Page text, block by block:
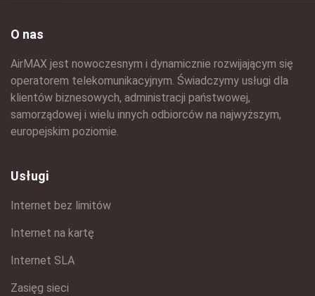
O nas
AirMAX jest nowoczesnym i dynamicznie rozwijającym się
operatorem telekomunikacyjnym. Świadczymy usługi dla
klientów biznesowych, administracji państwowej,
samorządowej i wielu innych odbiorców na najwyższym,
europejskim poziomie.
Usługi
Internet bez limitów
Internet na kartę
Internet SLA
Zasięg sieci